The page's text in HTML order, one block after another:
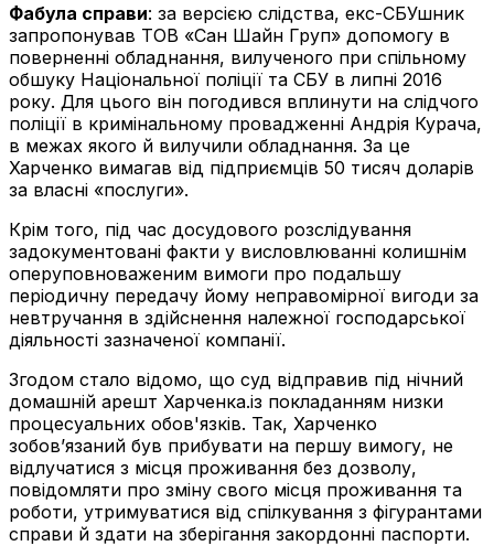
Фабула справи: за версією слідства, екс-СБУшник
запропонував ТОВ «Сан Шайн Груп» допомогу в
поверненні обладнання, вилученого при спільному
обшуку Національної поліції та СБУ в липні 2016
року. Для цього він погодився вплинути на слідчого
поліції в кримінальному провадженні Андрія Курача,
в межах якого й вилучили обладнання. За це
Харченко вимагав від підприємців 50 тисяч доларів
за власні «послуги».
Крім того, під час досудового розслідування
задокументовані факти у висловлюванні колишнім
оперуповноваженим вимоги про подальшу
періодичну передачу йому неправомірної вигоди за
невтручання в здійснення належної господарської
діяльності зазначеної компанії.
Згодом стало відомо, що суд відправив під нічний
домашній арешт Харченка.із покладанням низки
процесуальних обов'язків. Так, Харченко
зобов’язаний був прибувати на першу вимогу, не
відлучатися з місця проживання без дозволу,
повідомляти про зміну свого місця проживання та
роботи, утримуватися від спілкування з фігурантами
справи й здати на зберігання закордонні паспорти.